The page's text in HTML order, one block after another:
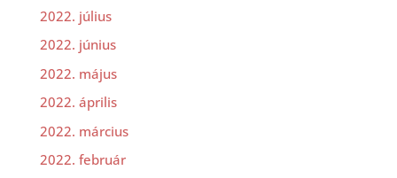
2022. július
2022. június
2022. május
2022. április
2022. március
2022. február